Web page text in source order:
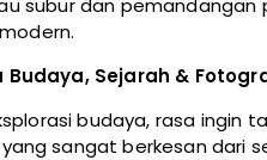
subur dan
Sejarah &
budaya, rasa ingin
sangat berkesan dari